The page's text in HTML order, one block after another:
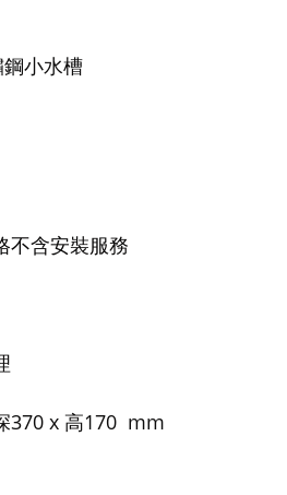
鋼小水槽
不含安裝服務
370 x 高170 mm